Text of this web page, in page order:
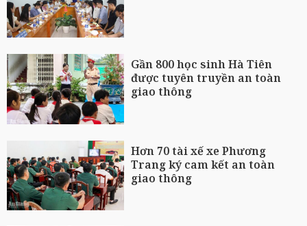
Gần 800 học sinh Hà Tiên
được tuyên truyền an toàn
giao thông
Hơn 70 tài xế xe Phương
Trang ký cam kết an toàn
giao thông